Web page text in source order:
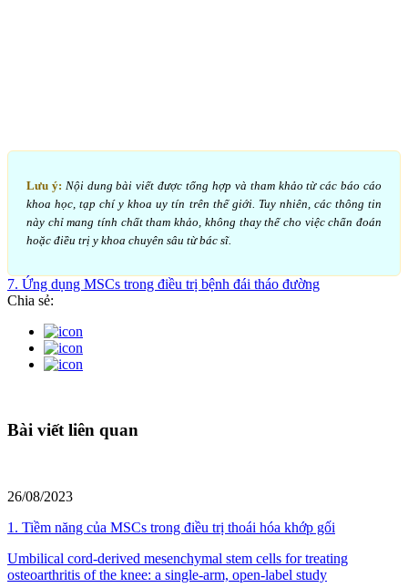
Lưu ý: Nội dung bài viết được tổng hợp và tham khảo từ các báo cáo
khoa học, tạp chí y khoa uy tín trên thế giới. Tuy nhiên, các thông tin
này chỉ mang tính chất tham khảo, không thay thế cho việc chẩn đoán
hoặc điều trị y khoa chuyên sâu từ bác sĩ.
7. Ứng dụng MSCs trong điều trị bệnh đái tháo đường
Chia sẻ:
Bài viết liên quan
26/08/2023
1. Tiềm năng của MSCs trong điều trị thoái hóa khớp gối
Umbilical cord‐derived mesenchymal stem cells for treating
osteoarthritis of the knee: a single‐arm, open‐label study